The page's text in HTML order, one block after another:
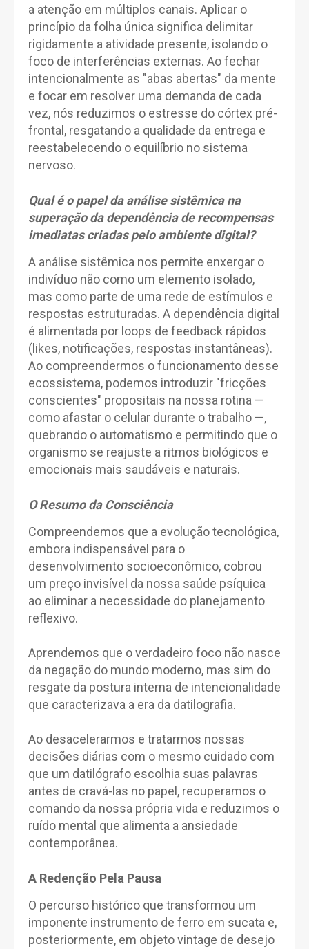
a atenção em múltiplos canais. Aplicar o
princípio da folha única significa delimitar
rigidamente a atividade presente, isolando o
foco de interferências externas. Ao fechar
intencionalmente as "abas abertas" da mente
e focar em resolver uma demanda de cada
vez, nós reduzimos o estresse do córtex pré-
frontal, resgatando a qualidade da entrega e
reestabelecendo o equilíbrio no sistema
nervoso.
Qual é o papel da análise sistêmica na
superação da dependência de recompensas
imediatas criadas pelo ambiente digital?
A análise sistêmica nos permite enxergar o
indivíduo não como um elemento isolado,
mas como parte de uma rede de estímulos e
respostas estruturadas. A dependência digital
é alimentada por loops de feedback rápidos
(likes, notificações, respostas instantâneas).
Ao compreendermos o funcionamento desse
ecossistema, podemos introduzir "fricções
conscientes" propositais na nossa rotina —
como afastar o celular durante o trabalho —,
quebrando o automatismo e permitindo que o
organismo se reajuste a ritmos biológicos e
emocionais mais saudáveis e naturais.
O Resumo da Consciência
Compreendemos que a evolução tecnológica,
embora indispensável para o
desenvolvimento socioeconômico, cobrou
um preço invisível da nossa saúde psíquica
ao eliminar a necessidade do planejamento
reflexivo.
Aprendemos que o verdadeiro foco não nasce
da negação do mundo moderno, mas sim do
resgate da postura interna de intencionalidade
que caracterizava a era da datilografia.
Ao desacelerarmos e tratarmos nossas
decisões diárias com o mesmo cuidado com
que um datilógrafo escolhia suas palavras
antes de cravá-las no papel, recuperamos o
comando da nossa própria vida e reduzimos o
ruído mental que alimenta a ansiedade
contemporânea.
A Redenção Pela Pausa
O percurso histórico que transformou um
imponente instrumento de ferro em sucata e,
posteriormente, em objeto vintage de desejo